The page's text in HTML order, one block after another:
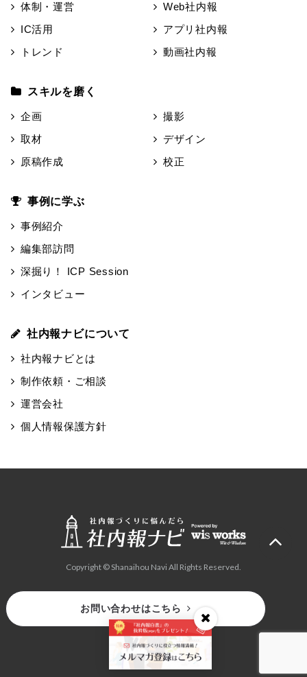
体制・運営
IC活用
トレンド
Web社内報
アプリ社内報
動画社内報
スキルを磨く
企画
取材
原稿作成
撮影
デザイン
校正
事例に学ぶ
事例紹介
編集部訪問
深掘り！ ICP Session
インタビュー
社内報ナビについて
社内報ナビとは
制作依頼・ご相談
運営会社
個人情報保護方針
Copyright © Shanaihou Navi All Rights Reserved.
お問い合わせはこちら